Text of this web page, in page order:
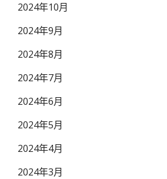
2024年10月
2024年9月
2024年8月
2024年7月
2024年6月
2024年5月
2024年4月
2024年3月